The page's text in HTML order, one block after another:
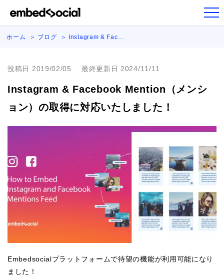
ホーム ブログ Instagram & Fac…
投稿日 2019/02/05 最終更新日 2024/11/11
Instagram & Facebook Mention（メンシ
ョン）の取得に対応いたしました！
Embedsocialプラットフォームで待望の機能が利用可能になり
ました！